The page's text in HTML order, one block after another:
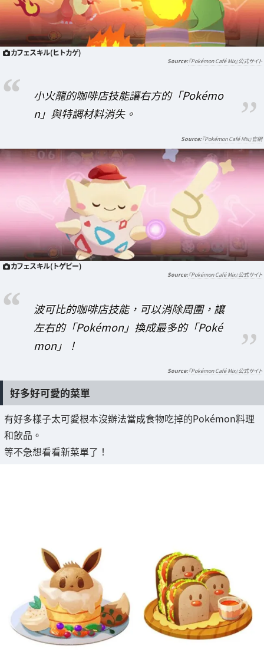
カフェスキル(ヒトカゲ)
『Pokémon Café Mix』公式サイト
小火龍的咖啡店技能讓右方的「Pokémo
n」與特調材料消失。
『Pokémon Café Mix』官網
カフェスキル(トゲピー)
『Pokémon Café Mix』公式サイト
波可比的咖啡店技能，可以消除周圍，讓
左右的「Pokémon」換成最多的「Poké
mon」！
『Pokémon Café Mix』公式サイト
好多好可愛的菜單
有好多樣子太可愛根本沒辦法當成食物吃掉的Pokémon料理
和飲品。
等不急想看看新菜單了！